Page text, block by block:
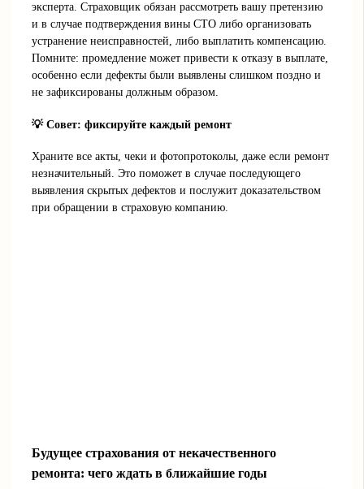
эксперта. Страховщик обязан рассмотреть вашу претензию
и в случае подтверждения вины СТО либо организовать
устранение неисправностей, либо выплатить компенсацию.
Помните: промедление может привести к отказу в выплате,
особенно если дефекты были выявлены слишком поздно и
не зафиксированы должным образом.
💡 Совет: фиксируйте каждый ремонт
Храните все акты, чеки и фотопротоколы, даже если ремонт
незначительный. Это поможет в случае последующего
выявления скрытых дефектов и послужит доказательством
при обращении в страховую компанию.
Будущее страхования от некачественного
ремонта: чего ждать в ближайшие годы